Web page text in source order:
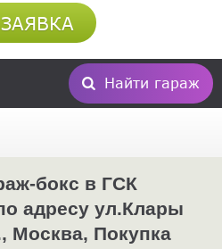
Найти гараж
ЗАЯВКА
бокс в ГСК
адресу ул.Клары
Москва, Покупка